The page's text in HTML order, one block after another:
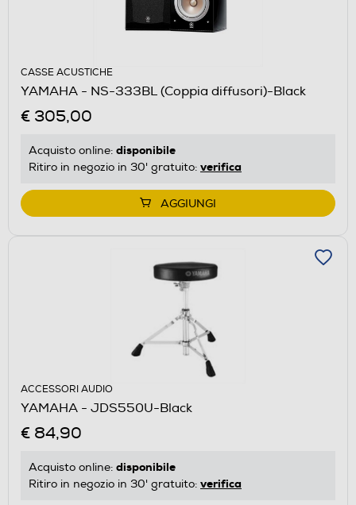
CASSE ACUSTICHE
YAMAHA - NS-333BL (Coppia diffusori)-Black
€ 305,00
Acquisto online: disponibile
Ritiro in negozio in 30' gratuito: verifica
AGGIUNGI
ACCESSORI AUDIO
YAMAHA - JDS550U-Black
€ 84,90
Acquisto online: disponibile
Ritiro in negozio in 30' gratuito: verifica